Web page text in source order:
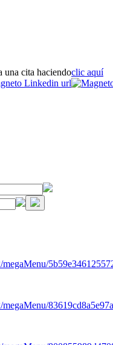
una cita haciendoclic aquí